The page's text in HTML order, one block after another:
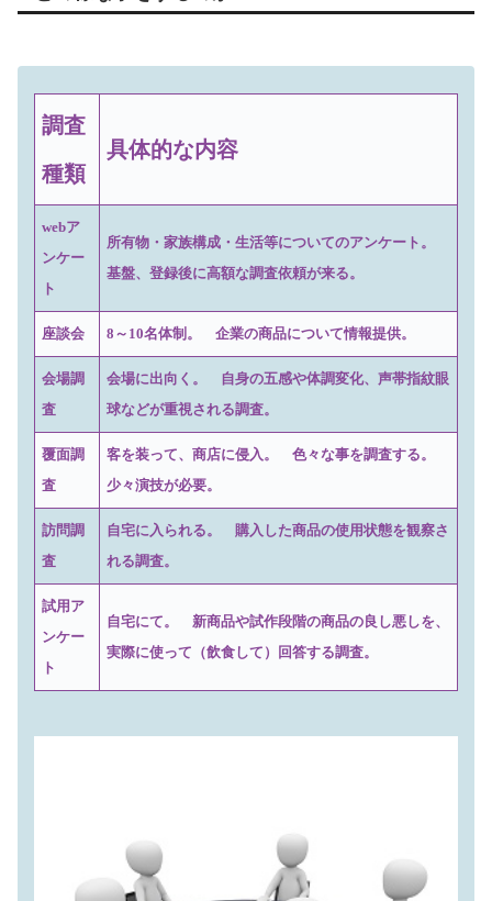
調査
種類
具体的な内容
webア
ンケー
ト
所有物・家族構成・生活等についてのアンケート。
基盤、登録後に高額な調査依頼が来る。
座談会 8～10名体制。 企業の商品について情報提供。
会場調
査
会場に出向く。 自身の五感や体調変化、声帯指紋眼
球などが重視される調査。
覆面調
査
客を装って、商店に侵入。 色々な事を調査する。
少々演技が必要。
訪問調
査
自宅に入られる。 購入した商品の使用状態を観察さ
れる調査。
試用ア
ンケー
ト
自宅にて。 新商品や試作段階の商品の良し悪しを、
実際に使って（飲食して）回答する調査。